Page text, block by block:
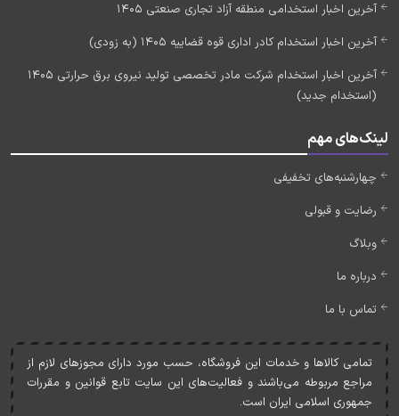
آخرین اخبار استخدامی منطقه آزاد تجاری صنعتی 1405
آخرین اخبار استخدام کادر اداری قوه قضاییه 1405 (به زودی)
آخرین اخبار استخدام شرکت مادر تخصصی تولید نیروی برق حرارتی 1405
(استخدام جدید)
لینک‌های مهم
چهارشنبه‌های تخفیفی
رضایت و قبولی
وبلاگ
درباره ما
تماس با ما
تمامی کالاها و خدمات اين فروشگاه، حسب مورد دارای مجوزهای لازم از
مراجع مربوطه می‌باشند و فعاليت‌های اين سايت تابع قوانين و مقررات
جمهوری اسلامی ايران است.